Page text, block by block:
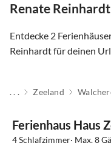
Renate Reinhardt
Entdecke 2
Reinhardt für deinen
. . . Zeeland
Ferienhaus Haus
4 Schlafzimmer· Max. 8